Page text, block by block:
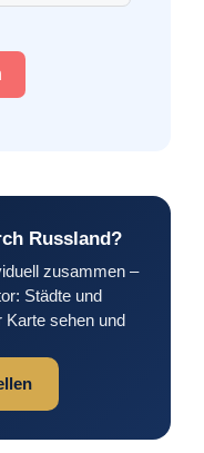
Russland?
zusammen –
Städte und
Karte sehen und